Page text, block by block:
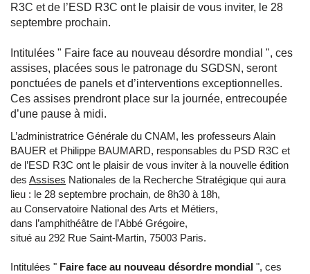
R3C et de l’ESD R3C ont le plaisir de vous inviter, le 28
septembre prochain.
Intitulées " Faire face au nouveau désordre mondial ", ces
assises, placées sous le patronage du SGDSN, seront
ponctuées de panels et d’interventions exceptionnelles.
Ces assises prendront place sur la journée, entrecoupée
d’une pause à midi.
L’administratrice Générale du CNAM, les professeurs Alain
BAUER et Philippe BAUMARD, responsables du PSD R3C et
de l’ESD R3C ont le plaisir de vous inviter à la nouvelle édition
des Assises Nationales de la Recherche Stratégique qui aura
lieu : le 28 septembre prochain, de 8h30 à 18h,
au Conservatoire National des Arts et Métiers,
dans l’amphithéâtre de l’Abbé Grégoire,
situé au 292 Rue Saint-Martin, 75003 Paris.
Intitulées " Faire face au nouveau désordre mondial ", ces